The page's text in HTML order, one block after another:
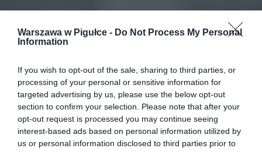
Warszawa w Pigułce - Do Not Process My Personal
Information
If you wish to opt-out of the sale, sharing to third parties, or
processing of your personal or sensitive information for
targeted advertising by us, please use the below opt-out
section to confirm your selection. Please note that after your
opt-out request is processed you may continue seeing
interest-based ads based on personal information utilized by
us or personal information disclosed to third parties prior to